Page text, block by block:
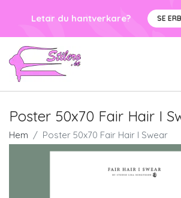
Letar du hantverkare? SE
Poster 50x70 Fair Hair I
Hem Poster 50x70 Fair Hair I Swear